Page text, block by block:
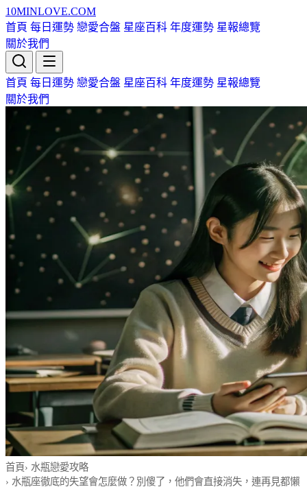
10MINLOVE.COM
首頁 每日運勢 戀愛合盤 星座百科 年度運勢 星報總覽
關於我們
首頁 每日運勢 戀愛合盤 星座百科 年度運勢 星報總覽
關於我們
首頁› 水瓶戀愛攻略
› 水瓶座徹底的失望會怎麼做？別傻了，他們會直接消失，連再見都懶